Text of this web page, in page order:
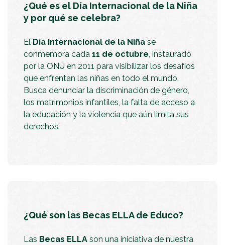
¿Qué es el Día Internacional de la Niña
y por qué se celebra?
El Día Internacional de la Niña se
conmemora cada 11 de octubre, instaurado
por la ONU en 2011 para visibilizar los desafíos
que enfrentan las niñas en todo el mundo.
Busca denunciar la discriminación de género,
los matrimonios infantiles, la falta de acceso a
la educación y la violencia que aún limita sus
derechos.
¿Qué son las Becas ELLA de Educo?
Las Becas ELLA son una iniciativa de nuestra